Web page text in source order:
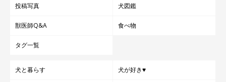
投稿写真 犬図鑑
獣医師Q&A 食べ物
タグ一覧
犬と暮らす 犬が好き♥